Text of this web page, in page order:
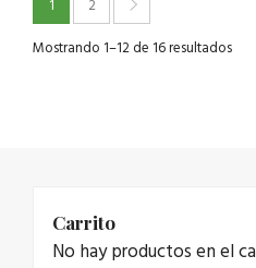
1
2
Mostrando 1–12 de 16 resultados
Carrito
No hay productos en el